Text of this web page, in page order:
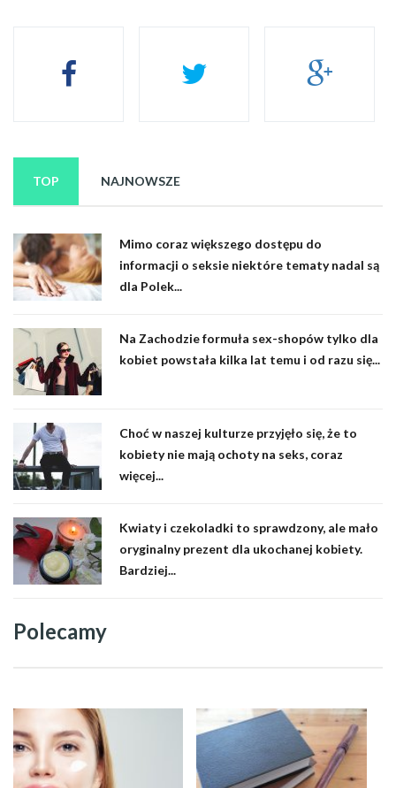
TOP
Mimo coraz większego dostępu do
informacji o seksie niektóre tematy nadal są
dla Polek...
Na Zachodzie formuła sex-shopów tylko dla
kobiet powstała kilka lat temu i od razu się...
Choć w naszej kulturze przyjęło się, że to
kobiety nie mają ochoty na seks, coraz
więcej...
Kwiaty i czekoladki to sprawdzony, ale mało
oryginalny prezent dla ukochanej kobiety.
Bardziej...
NAJNOWSZE
Polecamy